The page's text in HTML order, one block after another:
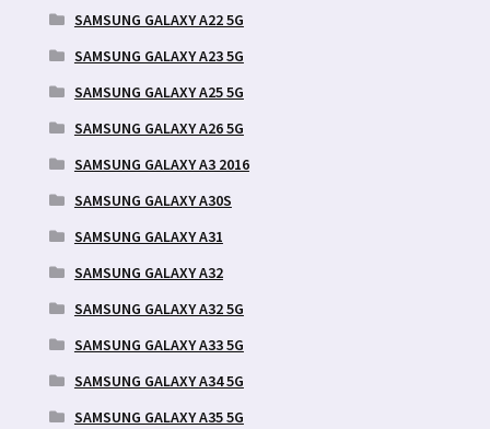
SAMSUNG GALAXY A22 5G
SAMSUNG GALAXY A23 5G
SAMSUNG GALAXY A25 5G
SAMSUNG GALAXY A26 5G
SAMSUNG GALAXY A3 2016
SAMSUNG GALAXY A30S
SAMSUNG GALAXY A31
SAMSUNG GALAXY A32
SAMSUNG GALAXY A32 5G
SAMSUNG GALAXY A33 5G
SAMSUNG GALAXY A34 5G
SAMSUNG GALAXY A35 5G